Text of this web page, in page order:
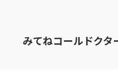
みてねコールドク